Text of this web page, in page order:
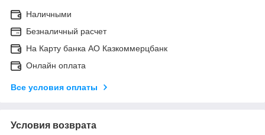
Наличными
Безналичный расчет
На Карту банка АО Казкоммерцбанк
Онлайн оплата
Все условия оплаты
Условия возврата